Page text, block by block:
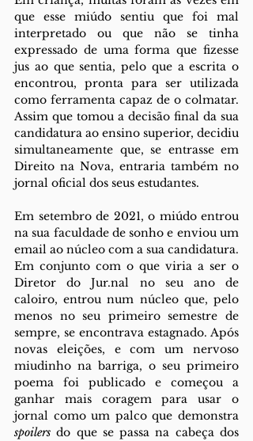
que esse miúdo sentiu que foi mal
interpretado ou que não se tinha
expressado de uma forma que fizesse
jus ao que sentia, pelo que a escrita o
encontrou, pronta para ser utilizada
como ferramenta capaz de o colmatar.
Assim que tomou a decisão final da sua
candidatura ao ensino superior, decidiu
simultaneamente que, se entrasse em
Direito na Nova, entraria também no
jornal oficial dos seus estudantes.
Em setembro de 2021, o miúdo entrou
na sua faculdade de sonho e enviou um
email ao núcleo com a sua candidatura.
Em conjunto com o que viria a ser o
Diretor do Jur.nal no seu ano de
caloiro, entrou num núcleo que, pelo
menos no seu primeiro semestre de
sempre, se encontrava estagnado. Após
novas eleições, e com um nervoso
miudinho na barriga, o seu primeiro
poema foi publicado e começou a
ganhar mais coragem para usar o
spoilers do que se passa na cabeça dos